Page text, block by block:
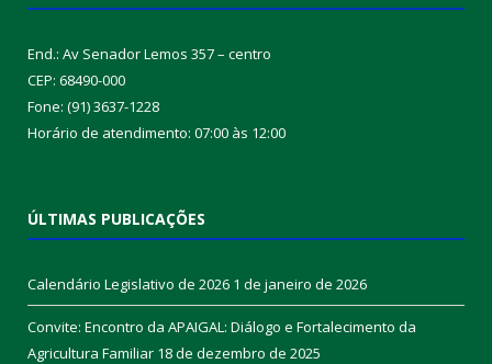
End.: Av Senador Lemos 357 – centro
CEP: 68490-000
Fone: (91) 3637-1228
Horário de atendimento: 07:00 às 12:00
ÚLTIMAS PUBLICAÇÕES
Calendário Legislativo de 2026 1 de janeiro de 2026
Convite: Encontro da APAIGAL: Diálogo e Fortalecimento da
Agricultura Familiar 18 de dezembro de 2025